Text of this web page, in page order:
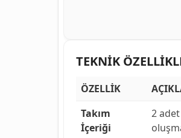
TEKNİK
ÖZELLİK
Takım
İçeriği
2